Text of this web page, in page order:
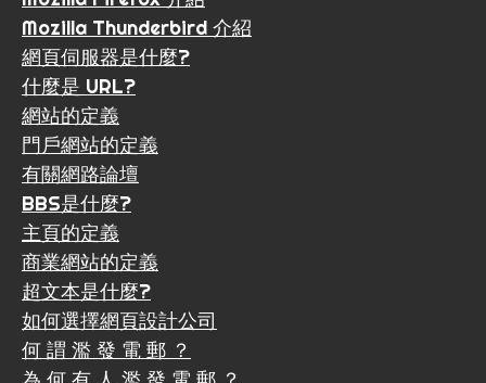
Mozilla Thunderbird 介紹
網頁伺服器是什麼?
什麼是 URL?
網站的定義
門戶網站的定義
有關網路論壇
BBS是什麼?
主頁的定義
商業網站的定義
超文本是什麼?
如何選擇網頁設計公司
何 謂 濫 發 電 郵 ？